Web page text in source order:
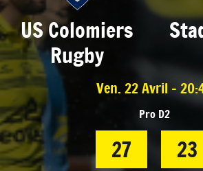
US Colomiers
Rugby
Ven. 22 Avril -
Pro D2
27 23